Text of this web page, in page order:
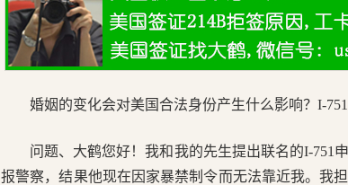
婚姻的变化会对美国合法身份产生什么影响？I-
问题、大鹤您好！我和我的先生提出联名的I-751
报警察，结果他现在因家暴禁制令而无法靠近我。我